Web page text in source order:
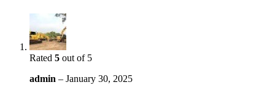
Rated 5 out of 5
admin – January 30, 2025